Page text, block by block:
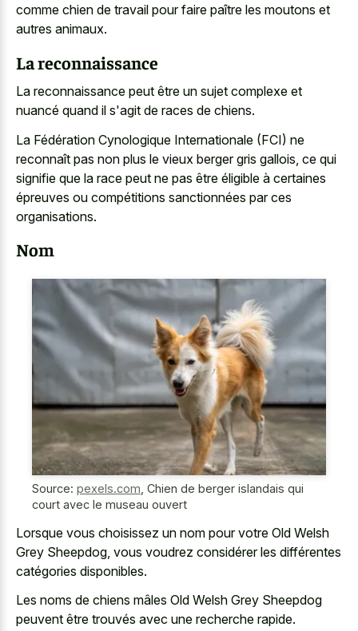
comme chien de travail pour faire paître les moutons et
autres animaux.
La reconnaissance
La reconnaissance peut être un sujet complexe et
nuancé quand il s'agit de races de chiens.
La Fédération Cynologique Internationale (FCI) ne
reconnaît pas non plus le vieux berger gris gallois, ce qui
signifie que la race peut ne pas être éligible à certaines
épreuves ou compétitions sanctionnées par ces
organisations.
Nom
Source: pexels.com Chien de berger islandais qui
court avec le museau ouvert
Lorsque vous choisissez un nom pour votre Old Welsh
Grey Sheepdog, vous voudrez considérer les différentes
catégories disponibles.
Les noms de chiens mâles Old Welsh Grey Sheepdog
peuvent être trouvés avec une recherche rapide.